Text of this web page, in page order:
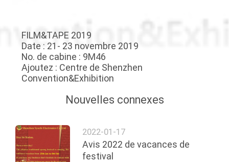
QUALITÉ
CONTACTEZ-
NOUVELLES
FILM&TAPE 2019
Date : 21- 23 novembre 2019
No. de cabine : 9M46
Ajoutez : Centre de Shenzhen
Convention&Exhibition
Nouvelles connexes
2022-01-17
Avis 2022 de vacances de
festival